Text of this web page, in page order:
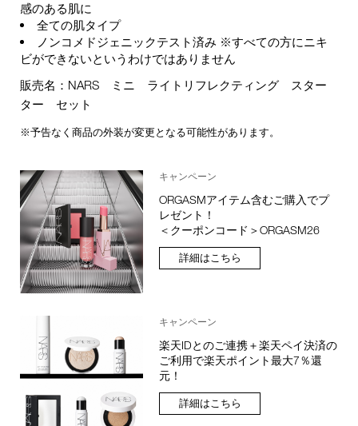
感のある肌に
全ての肌タイプ
ノンコメドジェニックテスト済み ※すべての方にニキ
ビができないというわけではありません
販売名：NARS ミニ ライトリフレクティング スター
ター セット
※予告なく商品の外装が変更となる可能性があります。
キャンペーン
ORGASMアイテム含むご購入でプ
レゼント！
＜クーポンコード＞ORGASM26
詳細はこちら
キャンペーン
楽天IDとのご連携＋楽天ペイ決済の
ご利用で楽天ポイント最大7％還
元！
詳細はこちら